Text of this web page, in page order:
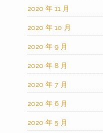
2020 年 11 月
2020 年 10 月
2020 年 9 月
2020 年 8 月
2020 年 7 月
2020 年 6 月
2020 年 5 月